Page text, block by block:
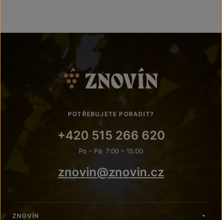
POTŘEBUJETE PORADIT?
+420 515 266 620
Po – Pá: 7:00 – 15:00
znovin@znovin.cz
ZNOVÍN